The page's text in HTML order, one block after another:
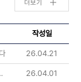
더보기
작성일
26.04.21
품권 판매합니다 26.04.01